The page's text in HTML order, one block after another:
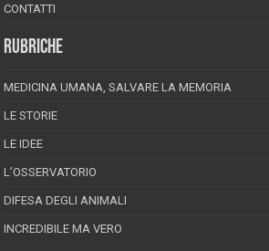
CONTATTI
RUBRICHE
MEDICINA UMANA, SALVARE LA MEMORIA
LE STORIE
LE IDEE
L’OSSERVATORIO
DIFESA DEGLI ANIMALI
INCREDIBILE MA VERO